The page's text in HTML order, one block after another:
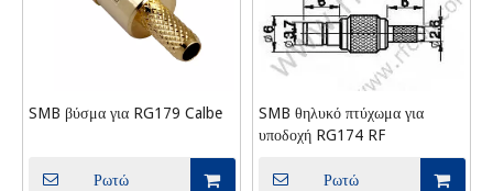
SMB βύσμα για RG179 Calbe
Ρωτώ
SMB θηλυκό πτύχωμα για
υποδοχή RG174 RF
Ρωτώ